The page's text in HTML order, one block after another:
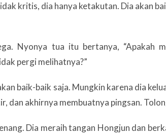
kritis, dia hanya ketakutan. Dia akan
Nyonya tua itu bertanya, “Apakah
pergi melihatnya?”
baik-baik saja. Mungkin karena dia
dan akhirnya membuatnya pingsan.
Dia meraih tangan Hongjun dan